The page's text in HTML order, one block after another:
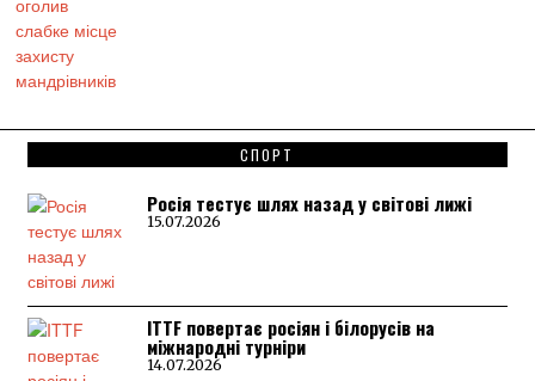
СПОРТ
Росія тестує шлях назад у світові лижі
15.07.2026
ITTF повертає росіян і білорусів на
міжнародні турніри
14.07.2026